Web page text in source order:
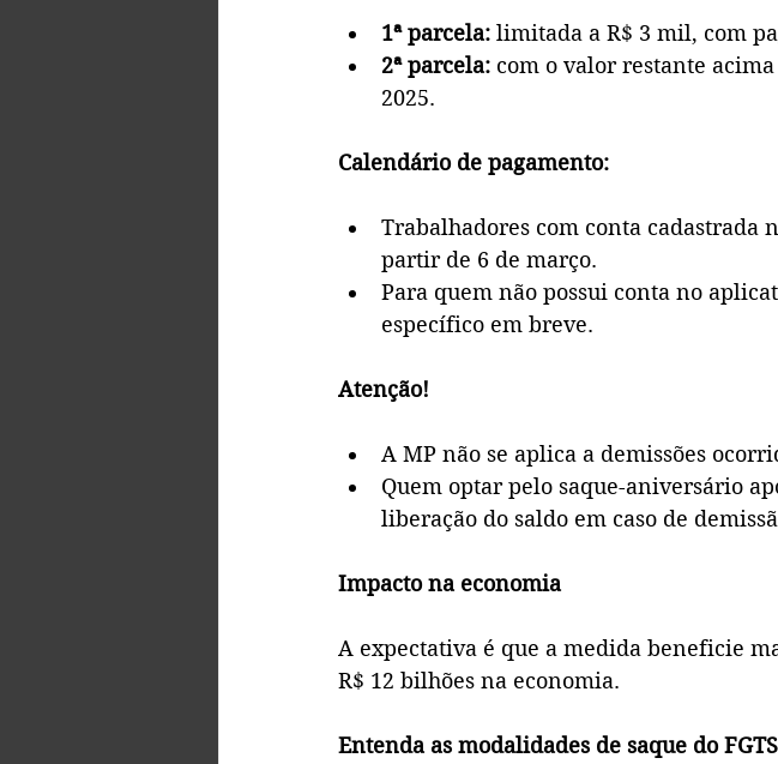
1ª parcela: limitada a R$ 3 mil, com
2ª parcela: com o valor restante
2025.
Calendário de pagamento:
Trabalhadores com conta cadastrada
partir de 6 de março.
Para quem não possui conta no
específico em breve.
Atenção!
A MP não se aplica a demissões
Quem optar pelo saque-aniversário
liberação do saldo em caso de
Impacto na economia
A expectativa é que a medida beneficie
R$ 12 bilhões na economia.
Entenda as modalidades de saque do